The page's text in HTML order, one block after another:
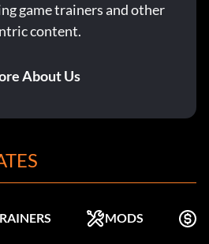
game trainers and other
content.
About Us
MODS